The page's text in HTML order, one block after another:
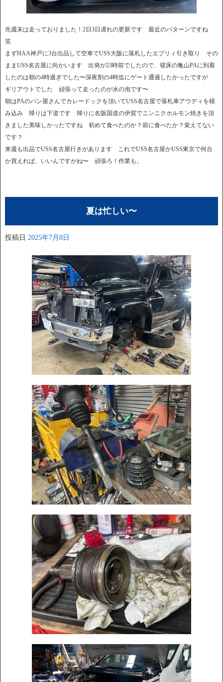
先週末は走っておりました！2日3日遅れの更新です 最近のパターンですね
笑
まずHAA神戸に3台出品して空車でUSS大阪に落札したエブリィ引き取り その
ままUSS名古屋に向かいます 出発が23時前でしたので、寝床の亀山PAに到着
したのは朝の4時過ぎでした〜深夜割の4時迄にゲート通過したかったですが
ギリアウトでした 頑張って走ったのが水の泡です〜
朝はPAのパン屋さんでカレードックを頂いてUSS名古屋で落札車アウディを積
み込み 帰りは下道です 帰りに名阪国道の伊賀でニンニクホルモン焼きを頂
きました美味しかったですね 初めて食べたのか？前に食べたか？覚えてない
です？
来週も出品でUSS名古屋行きがあります これでUSS名古屋かUSS東京で何台
か買えれば、いいんですがね〜 頑張ろ！作業も。
夏は忙しい〜
投稿日 2025年7月8日